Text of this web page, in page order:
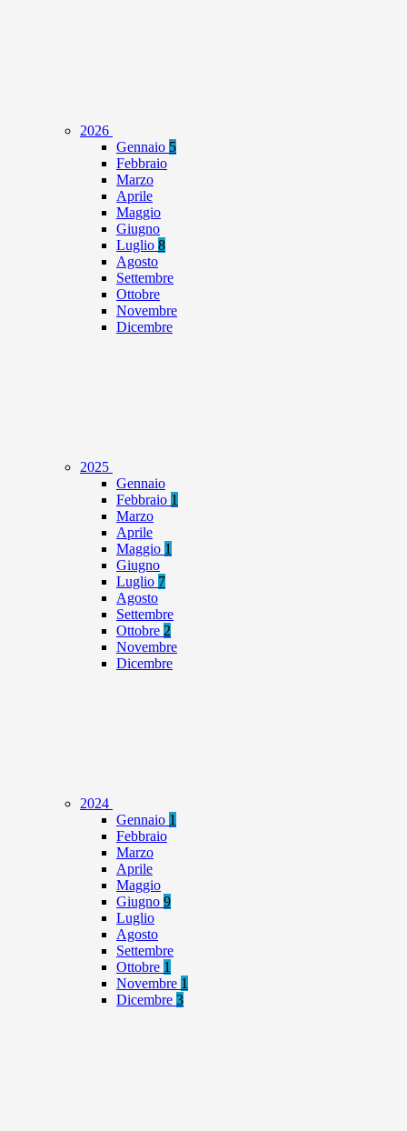
2026
Gennaio 5
Febbraio
Marzo
Aprile
Maggio
Giugno
Luglio 8
Agosto
Settembre
Ottobre
Novembre
Dicembre
2025
Gennaio
Febbraio 1
Marzo
Aprile
Maggio 1
Giugno
Luglio 7
Agosto
Settembre
Ottobre 2
Novembre
Dicembre
2024
Gennaio 1
Febbraio
Marzo
Aprile
Maggio
Giugno 9
Luglio
Agosto
Settembre
Ottobre 1
Novembre 1
Dicembre 3